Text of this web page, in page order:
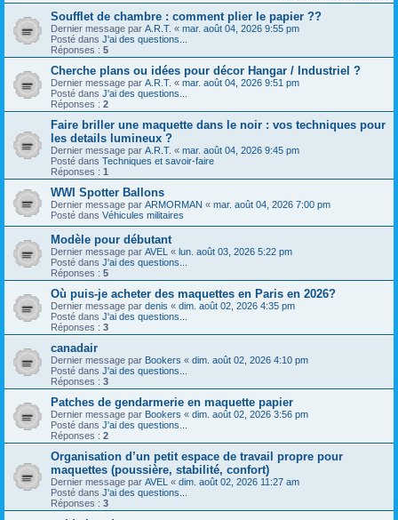
Soufflet de chambre : comment plier le papier ??
Dernier message par A.R.T. « mar. août 04, 2026 9:55 pm
Posté dans J'ai des questions...
Réponses : 5
Cherche plans ou idées pour décor Hangar / Industriel ?
Dernier message par A.R.T. « mar. août 04, 2026 9:51 pm
Posté dans J'ai des questions...
Réponses : 2
Faire briller une maquette dans le noir : vos techniques pour
les details lumineux ?
Dernier message par A.R.T. « mar. août 04, 2026 9:45 pm
Posté dans Techniques et savoir-faire
Réponses : 1
WWI Spotter Ballons
Dernier message par ARMORMAN « mar. août 04, 2026 7:00 pm
Posté dans Véhicules militaires
Modèle pour débutant
Dernier message par AVEL « lun. août 03, 2026 5:22 pm
Posté dans J'ai des questions...
Réponses : 5
Où puis-je acheter des maquettes en Paris en 2026?
Dernier message par denis « dim. août 02, 2026 4:35 pm
Posté dans J'ai des questions...
Réponses : 3
canadair
Dernier message par Bookers « dim. août 02, 2026 4:10 pm
Posté dans J'ai des questions...
Réponses : 3
Patches de gendarmerie en maquette papier
Dernier message par Bookers « dim. août 02, 2026 3:56 pm
Posté dans J'ai des questions...
Réponses : 2
Organisation d’un petit espace de travail propre pour
maquettes (poussière, stabilité, confort)
Dernier message par AVEL « dim. août 02, 2026 11:27 am
Posté dans J'ai des questions...
Réponses : 3